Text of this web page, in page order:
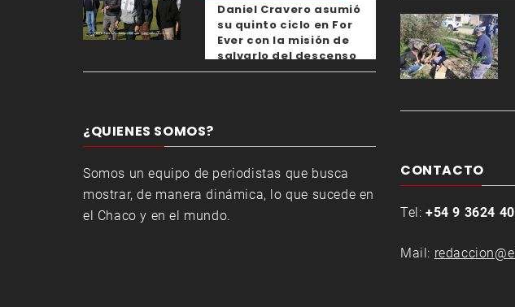
Daniel Cravero asumió
su quinto ciclo en For
Ever con la misión de
salvarlo del descenso
¿QUIENES SOMOS?
Somos un equipo de periodistas que busca
mostrar, de manera dinámica, lo que sucede en
el Chaco y en el mundo.
CONTACTO
Tel: +54 9 3624
Mail: